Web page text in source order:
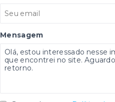
Mensagem